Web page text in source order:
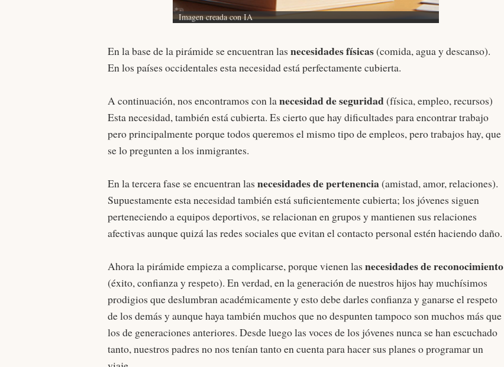
Imagen creada con IA
En la base de la pirámide se encuentran las necesidades físicas(comida, agua y descanso).
En los países occidentales esta necesidad está perfectamente cubierta.
A continuación, nos encontramos con lanecesidad de seguridad(física, empleo, recursos)
Esta necesidad, también está cubierta. Es cierto que hay dificultades para encontrar trabajo
pero principalmente porque todos queremos el mismo tipo de empleos, pero trabajos hay, que
se lo pregunten a los inmigrantes.
En la tercera fase se encuentran las necesidades de pertenencia(amistad, amor, relaciones).
Supuestamente esta necesidad también está suficientemente cubierta; los jóvenes siguen
perteneciendo a equipos deportivos, se relacionan en grupos y mantienen sus relaciones
afectivas aunque quizá las redes sociales que evitan el contacto personal estén haciendo daño.
Ahora la pirámide empieza a complicarse, porque vienen las necesidades de reconocimiento
(éxito, confianza y respeto). En verdad, en la generación de nuestros hijos hay muchísimos
prodigios que deslumbran académicamente y esto debe darles confianza y ganarse el respeto
de los demás y aunque haya también muchos que no despunten tampoco son muchos más que
los de generaciones anteriores. Desde luego las voces de los jóvenes nunca se han escuchado
tanto, nuestros padres no nos tenían tanto en cuenta para hacer sus planes o programar un